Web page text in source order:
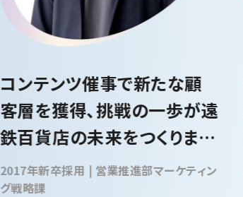
コンテンツ催事で新たな顧
客層を獲得、挑戦の一歩が遠
鉄百貨店の未来をつくりま
す。
2017年新卒採用 | 営業推進部マーケティン
グ戦略課